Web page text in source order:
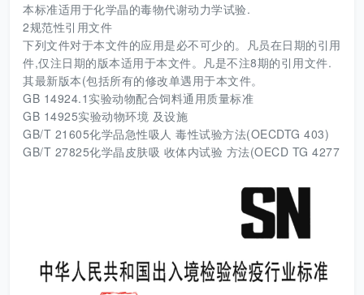
本标准适用于化学晶的毒物代谢动力学试验.
2规范性引用文件
下列文件对于本文件的应用是必不可少的。凡员在日期的引用
件,仅注日期的版本适用于本文件。凡是不注8期的引用文件.
其最新版本(包括所有的修改单遇用于本文件。
GB 14924.1实验动物配合饲料通用质量标准
GB 14925实验动物环境 及设施
GB/T 21605化学品急性吸人 毒性试验方法(OECDTG 403)
GB/T 27825化学晶皮肤吸 收体内试验 方法(OECD TG 4277